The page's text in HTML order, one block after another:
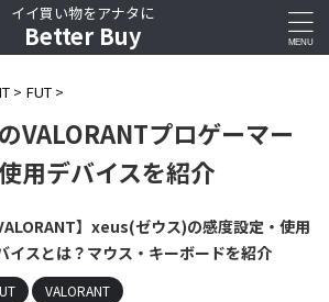
イイ買い物をアナタに
Better Buy
> FUT >
VALORANTプロゲーマー
用デバイスを紹介
VALORANT】xeus(ゼウス)の感度設定・使用
イスとは？マウス・キーボードを紹介
VALORANT